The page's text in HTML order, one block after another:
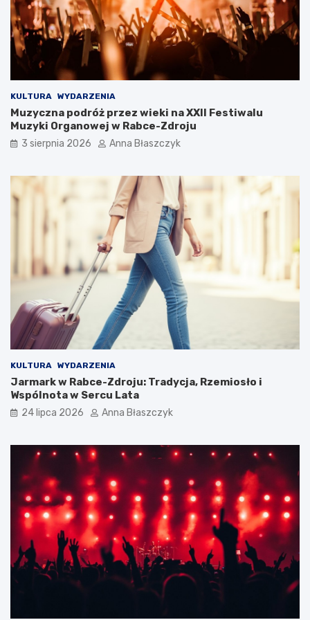
k
s
u
s
ć
?
KULTURA WYDARZENIA
Muzyczna podróż przez wieki na XXII Festiwalu
Muzyki Organowej w Rabce-Zdroju
3 sierpnia 2026 Anna Błaszczyk
KULTURA WYDARZENIA
Jarmark w Rabce-Zdroju: Tradycja, Rzemiosło i
Wspólnota w Sercu Lata
24 lipca 2026 Anna Błaszczyk